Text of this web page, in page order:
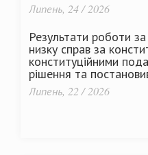
Липень, 24 / 2026
Результати роботи
низку справ за
конституційними
рішення та
Липень, 22 / 2026